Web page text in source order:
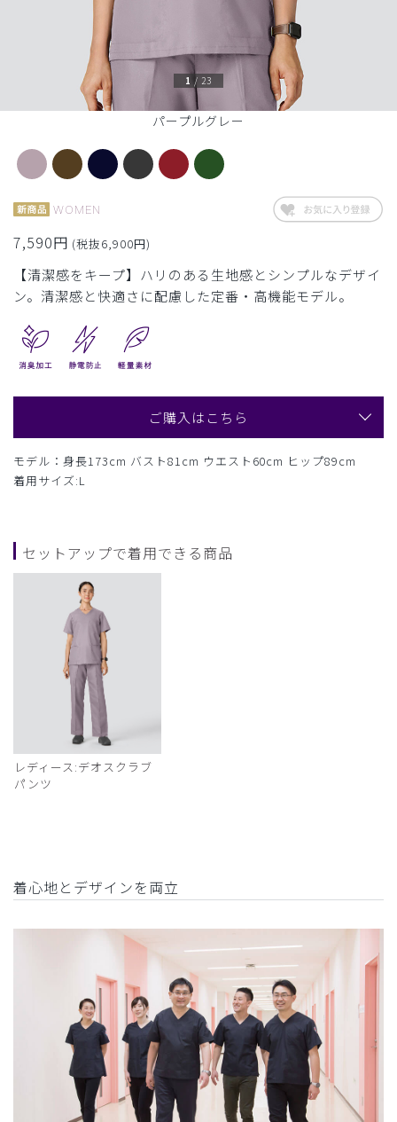
パープルグレー
1 / 23
WOMEN
7,590円 (税抜6,900円)
【清潔感をキープ】ハリのある生地感とシンプルなデザイ
ン。清潔感と快適さに配慮した定番・高機能モデル。
ご購入はこちら
モデル：身長173cm バスト81cm ウエスト60cm ヒップ89cm
着用サイズ:L
セットアップで着用できる商品
レディース:デオスクラブ
パンツ
着心地とデザインを両立